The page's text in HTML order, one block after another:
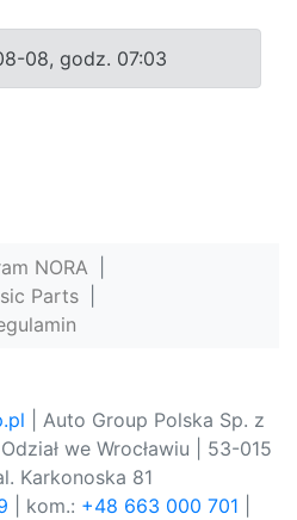
08, godz. 07:03
NORA
Parts
| Auto Group Polska Sp. z
we Wrocławiu | 53-015
Karkonoska 81
| kom.: +48 663 000 701